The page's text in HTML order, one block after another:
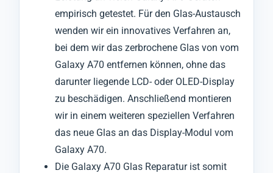
empirisch getestet. Für den Glas-Austausch
wenden wir ein innovatives Verfahren an,
bei dem wir das zerbrochene Glas von vom
Galaxy A70 entfernen können, ohne das
darunter liegende LCD- oder OLED-Display
zu beschädigen. Anschließend montieren
wir in einem weiteren speziellen Verfahren
das neue Glas an das Display-Modul vom
Galaxy A70.
Die Galaxy A70 Glas Reparatur ist somit